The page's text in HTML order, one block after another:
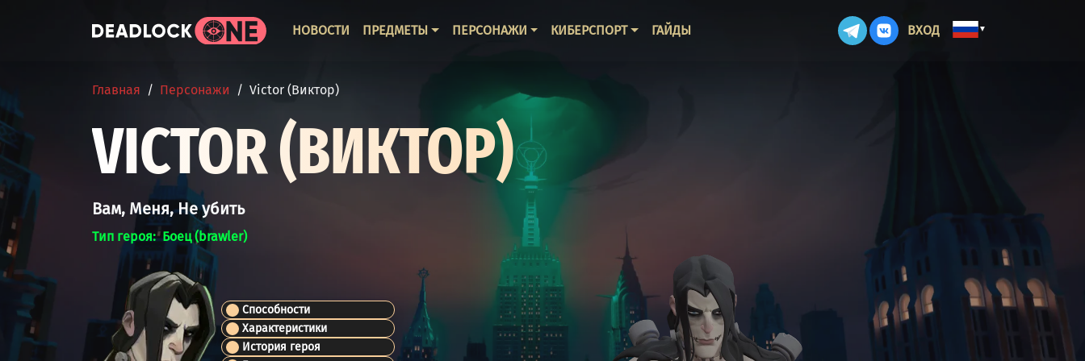
ОСНОВНАЯ НАВИГАЦИЯ
НОВОСТИ ПРЕДМЕТЫ ПЕРСОНАЖИ КИБЕРСПОРТ ГАЙДЫ ВХОД ▼
СТРОКА НАВИГАЦИИ
Главная Персонажи Victor (Виктор)
VICTOR (ВИКТОР)
Вам, Меня, Не убить
Тип героя Боец (brawler)
Способности
Характеристики
История героя